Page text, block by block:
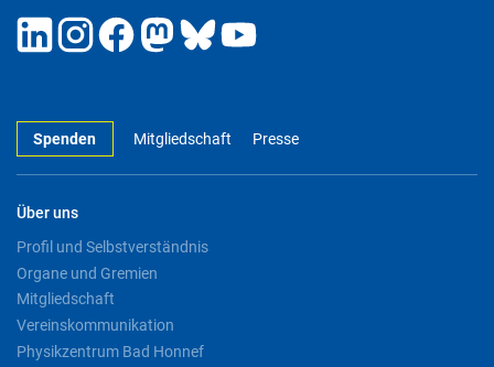
Spenden Mitgliedschaft Presse
Über uns
Profil und Selbstverständnis
Organe und Gremien
Mitgliedschaft
Vereinskommunikation
Physikzentrum Bad Honnef